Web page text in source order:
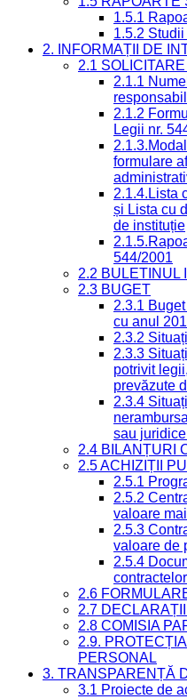
1.5.1
1.5.2
2. INFORMAȚII DE
2.1 SOLICITARE
2.1.1
2.1.2
Legii nr.
formulare
2.1.4.Lista
și Lista cu
de instituție
544/2001
2.2 BULETINUL
2.3 BUGET
2.3.1
cu anul
2.3.2
2.3.3
potrivit
prevăzute
2.3.4
sau
2.4 BILANȚURI
2.5 ACHIZIȚII
2.5.1
2.5.2
valoare
2.5.3
valoare de
2.5.4
contractelor
2.6
2.7
2.8 COMISIA
2.9.
PERSONAL
3. TRANSPARENȚĂ
3.1 Proiecte de